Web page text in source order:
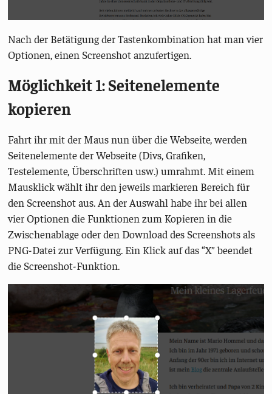
Nach der Betätigung der Tastenkombination hat man vier
Optionen, einen Screenshot anzufertigen.
Möglichkeit 1: Seitenelemente
kopieren
Fahrt ihr mit der Maus nun über die Webseite, werden
Seitenelemente der Webseite (Divs, Grafiken,
Testelemente, Überschriften usw.) umrahmt. Mit einem
Mausklick wählt ihr den jeweils markieren Bereich für
den Screenshot aus. An der Auswahl habe ihr bei allen
vier Optionen die Funktionen zum Kopieren in die
Zwischenablage oder den Download des Screenshots als
PNG-Datei zur Verfügung. Ein Klick auf das “X” beendet
die Screenshot-Funktion.